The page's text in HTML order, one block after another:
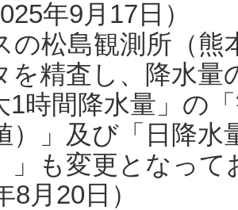
年9月17日）
の松島観測所（熊
を精査し、降水
1時間降水量」の
）」及び「日降
」も変更となっ
8月20日）